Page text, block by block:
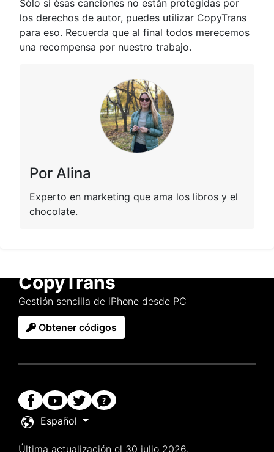
Sólo si ésas canciones no están protegidas por
los derechos de autor, puedes utilizar CopyTrans
para eso. Recuerda que al final todos merecemos
una recompensa por nuestro trabajo.
Por Alina
Experto en marketing que ama los libros y el
chocolate.
CopyTrans
Gestión sencilla de iPhone desde PC
Obtener códigos
Español
Última actualización el 30 julio 2026.